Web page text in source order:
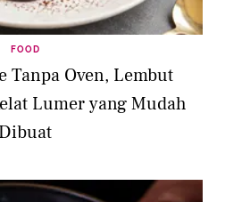
FOOD
Tanpa Oven, Lembut
Lumer yang Mudah
Dibuat